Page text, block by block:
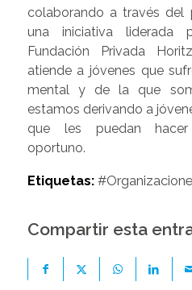
colaborando a través del
una iniciativa liderada
Fundación Privada
atiende a jóvenes que
mental y de la que
estamos derivando a
que les puedan hacer
oportuno.
Etiquetas:
Compartir esta